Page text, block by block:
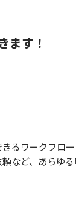
ます！
るワークフロー
など、あらゆ